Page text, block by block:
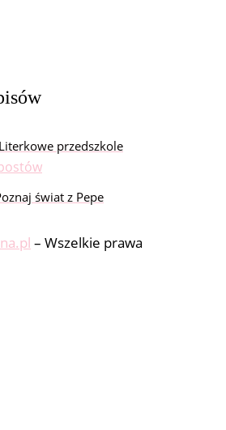
Literkowe przedszkole
świat z Pepe
– Wszelkie prawa